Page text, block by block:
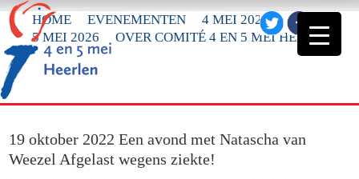
HOME EVENEMENTEN
4 MEI 2026
5 MEI 2026
OVER COMITÉ 4 EN 5 MEI HEERLEN
19 oktober 2022 Een avond met Natascha van
Weezel Afgelast wegens ziekte!